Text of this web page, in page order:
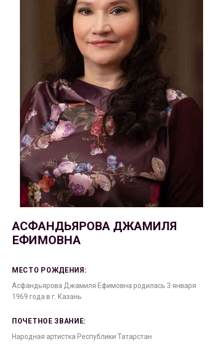
АСФАНДЬЯРОВА ДЖАМИЛЯ
ЕФИМОВНА
МЕСТО РОЖДЕНИЯ:
Асфандьярова Джамиля Ефимовна родилась 3 января
1969 года в г. Казань
ПОЧЕТНОЕ ЗВАНИЕ:
Народная артистка Республики Татарстан